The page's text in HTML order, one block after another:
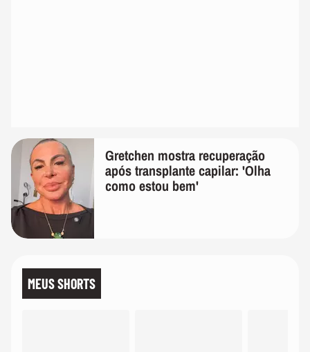
Gretchen mostra recuperação
após transplante capilar: 'Olha
como estou bem'
MEUS SHORTS